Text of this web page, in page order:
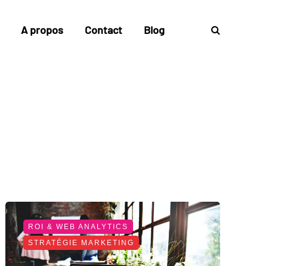
A propos Contact Blog
ROI & WEB ANALYTICS
STRATÉGIE MARKETING